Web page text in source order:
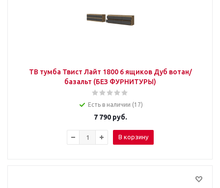
ТВ тумба Твист Лайт 1800 6 ящиков Дуб вотан/
базальт (БЕЗ ФУРНИТУРЫ)
Есть в наличии (17)
7 790руб.
В корзину